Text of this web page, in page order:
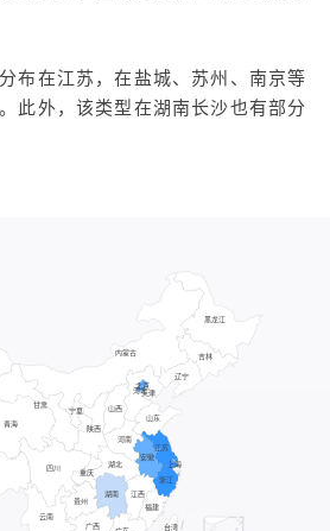
布在江苏，在盐城、苏州、南京等
此外，该类型在湖南长沙也有部分